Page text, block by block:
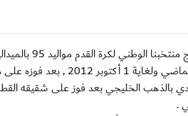
الكويت /
دولة الكويت للفترة من 22
بالذهب الخليجي بعد فوز على شقيقه
.